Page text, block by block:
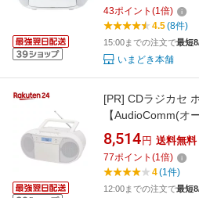
対応】
43ポイント (1倍)
4.5(8件)
15:00までの注文で最短
いまどき本舗
[PR] CDラジカセ
【AudioComm(オ
8,514 円 送料無料
77ポイント (1倍)
4(1件)
12:00までの注文で最短